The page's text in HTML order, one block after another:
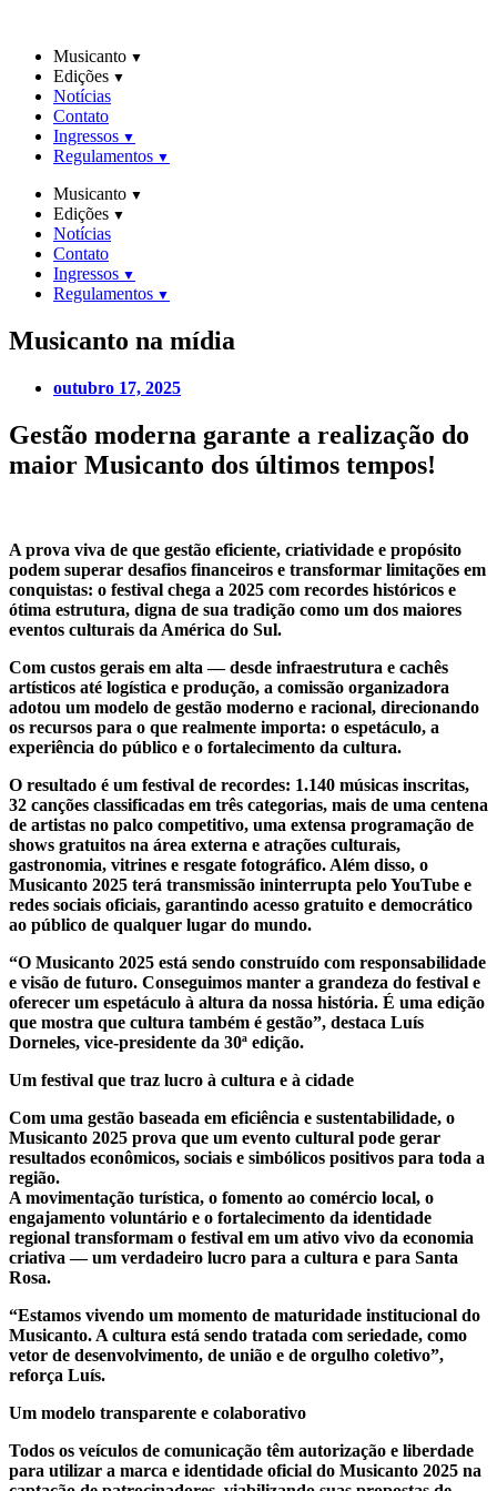
conteúdo
Musicanto
Edições
Notícias
Contato
Ingressos
Regulamentos
Musicanto
Edições
Notícias
Contato
Ingressos
Regulamentos
Musicanto na mídia
outubro 17, 2025
Gestão moderna garante a realização do
maior Musicanto dos últimos tempos!
A prova viva de que gestão eficiente, criatividade e propósito
podem superar desafios financeiros e transformar limitações em
conquistas: o festival chega a 2025 com recordes históricos e
ótima estrutura, digna de sua tradição como um dos maiores
eventos culturais da América do Sul.
Com custos gerais em alta — desde infraestrutura e cachês
artísticos até logística e produção, a comissão organizadora
adotou um modelo de gestão moderno e racional, direcionando
os recursos para o que realmente importa: o espetáculo, a
experiência do público e o fortalecimento da cultura.
O resultado é um festival de recordes: 1.140 músicas inscritas,
32 canções classificadas em três categorias, mais de uma centena
de artistas no palco competitivo, uma extensa programação de
shows gratuitos na área externa e atrações culturais,
gastronomia, vitrines e resgate fotográfico. Além disso, o
Musicanto 2025 terá transmissão ininterrupta pelo YouTube e
redes sociais oficiais, garantindo acesso gratuito e democrático
ao público de qualquer lugar do mundo.
“O Musicanto 2025 está sendo construído com responsabilidade
e visão de futuro. Conseguimos manter a grandeza do festival e
oferecer um espetáculo à altura da nossa história. É uma edição
que mostra que cultura também é gestão”, destaca Luís
Dorneles, vice-presidente da 30ª edição.
Um festival que traz lucro à cultura e à cidade
Com uma gestão baseada em eficiência e sustentabilidade, o
Musicanto 2025 prova que um evento cultural pode gerar
resultados econômicos, sociais e simbólicos positivos para toda a
região.
A movimentação turística, o fomento ao comércio local, o
engajamento voluntário e o fortalecimento da identidade
regional transformam o festival em um ativo vivo da economia
criativa — um verdadeiro lucro para a cultura e para Santa
Rosa.
“Estamos vivendo um momento de maturidade institucional do
Musicanto. A cultura está sendo tratada com seriedade, como
vetor de desenvolvimento, de união e de orgulho coletivo”,
reforça Luís.
Um modelo transparente e colaborativo
Todos os veículos de comunicação têm autorização e liberdade
para utilizar a marca e identidade oficial do Musicanto 2025 na